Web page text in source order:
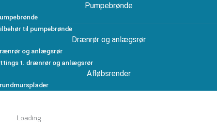
Pumpebrønde
til pumpebrønde
Drænrør og anlægsrør
og anlægsrør
t. drænrør og anlægsrør
Afløbsrender
Loading...